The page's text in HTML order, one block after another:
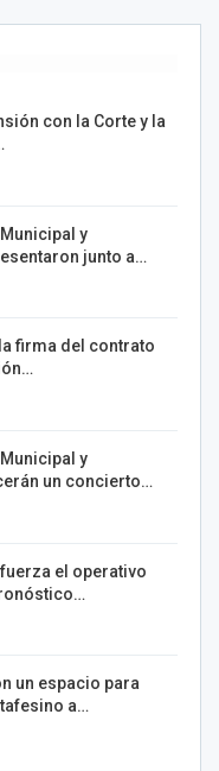
con la Corte y la
y
junto a…
firma del contrato
y
un concierto…
el operativo
un espacio para
a…